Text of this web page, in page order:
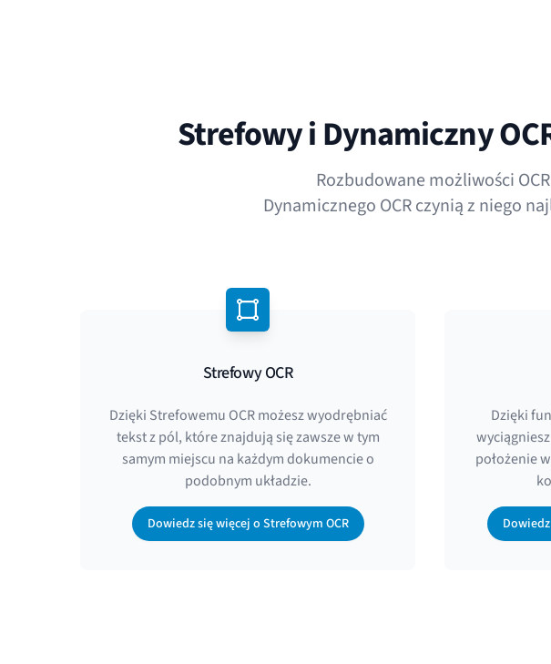
Strefowy i Dynamiczny
Rozbudowane możliwości
Dynamicznego OCR czynią z niego
Strefowy OCR
Dzięki Strefowemu OCR możesz wyodrębniać
tekst z pól, które znajdują się zawsze w tym
samym miejscu na każdym dokumencie o
podobnym układzie.
Dowiedz się więcej o Strefowym OCR
Dzięki
położenie